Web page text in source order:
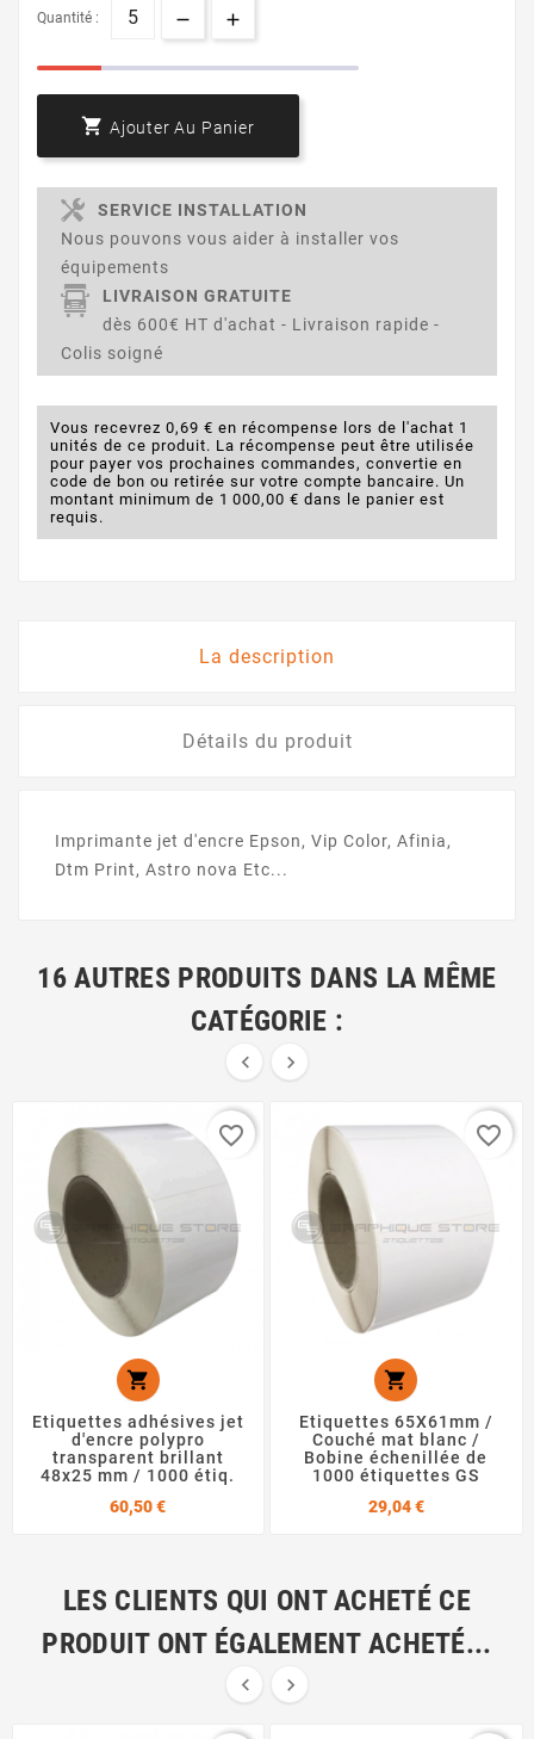
Quantité :
 Ajouter Au Panier
SERVICE INSTALLATION
Nous pouvons vous aider à installer vos
équipements
LIVRAISON GRATUITE
dès 600€ HT d'achat - Livraison rapide -
Colis soigné
Vous recevrez 0,69 € en récompense lors de l'achat 1
unités de ce produit. La récompense peut être utilisée
pour payer vos prochaines commandes, convertie en
code de bon ou retirée sur votre compte bancaire. Un
montant minimum de 1 000,00 € dans le panier est
requis.
La description
Détails du produit
Imprimante jet d'encre Epson, Vip Color, Afinia,
Dtm Print, Astro nova Etc...
16 AUTRES PRODUITS DANS LA MÊME
CATÉGORIE :
 

Etiquettes adhésives jet
d'encre polypro
transparent brillant
48x25 mm / 1000 étiq.
60,50 €Prix
favorite_border

Etiquettes 65X61mm /
Couché mat blanc /
Bobine échenillée de
1000 étiquettes GS
29,04 €Prix
favorite_border
LES CLIENTS QUI ONT ACHETÉ CE
PRODUIT ONT ÉGALEMENT ACHETÉ...
 